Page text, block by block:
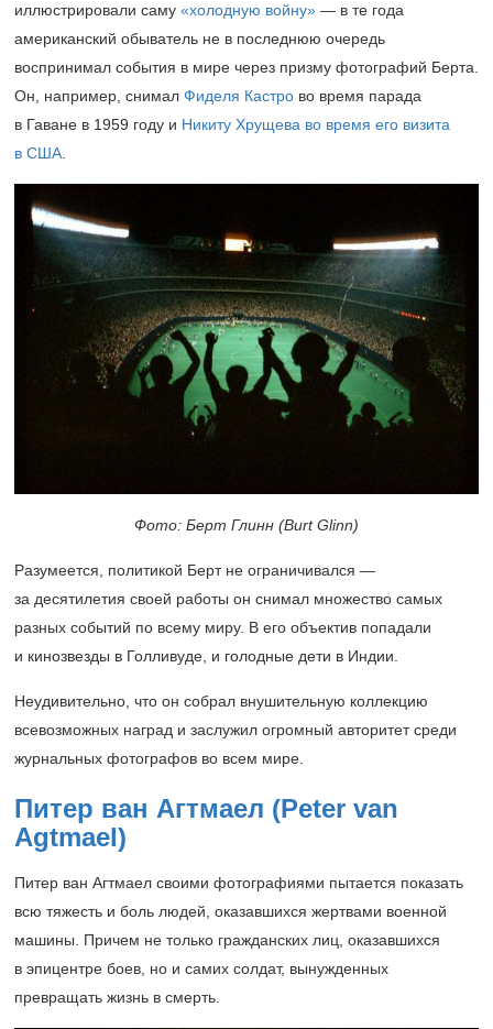
иллюстрировали саму «холодную войну» — в те года
американский обыватель не в последнюю очередь
воспринимал события в мире через призму фотографий Берта.
Он, например, снимал Фиделя Кастро во время парада
в Гаване в 1959 году и Никиту Хрущева во время его визита
в США.
Фото: Берт Глинн (Burt Glinn)
Разумеется, политикой Берт не ограничивался —
за десятилетия своей работы он снимал множество самых
разных событий по всему миру. В его объектив попадали
и кинозвезды в Голливуде, и голодные дети в Индии.
Неудивительно, что он собрал внушительную коллекцию
всевозможных наград и заслужил огромный авторитет среди
журнальных фотографов во всем мире.
Питер ван Агтмаел (Peter van
Agtmael)
Питер ван Агтмаел своими фотографиями пытается показать
всю тяжесть и боль людей, оказавшихся жертвами военной
машины. Причем не только гражданских лиц, оказавшихся
в эпицентре боев, но и самих солдат, вынужденных
превращать жизнь в смерть.